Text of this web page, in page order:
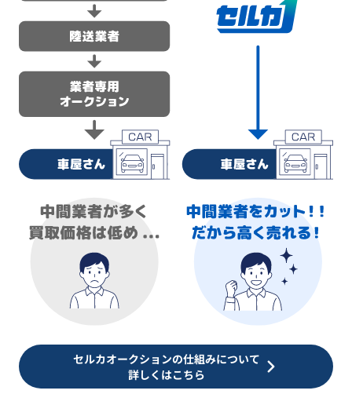
セルカオークションの仕組みについて
詳しくはこちら